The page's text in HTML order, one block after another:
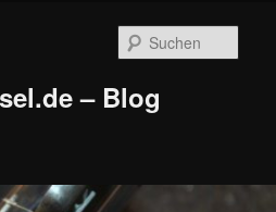
– Blog